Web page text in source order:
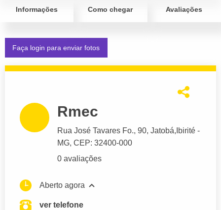
Informações Como chegar Avaliações
Faça login para enviar fotos
Rmec
Rua José Tavares Fo., 90, Jatobá, Ibirité -
MG, CEP: 32400-000
0 avaliações
Aberto agora
ver telefone